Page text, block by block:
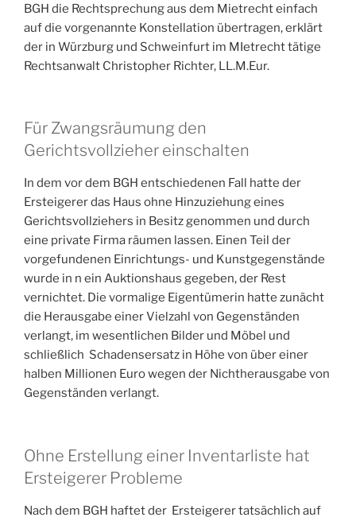
BGH die Rechtsprechung aus dem Mietrecht einfach
auf die vorgenannte Konstellation übertragen, erklärt
der in Würzburg und Schweinfurt im MIetrecht tätige
Rechtsanwalt Christopher Richter, LL.M.Eur.
Für Zwangsräumung den
Gerichtsvollzieher einschalten
In dem vor dem BGH entschiedenen Fall hatte der
Ersteigerer das Haus ohne Hinzuziehung eines
Gerichtsvollziehers in Besitz genommen und durch
eine private Firma räumen lassen. Einen Teil der
vorgefundenen Einrichtungs- und Kunstgegenstände
wurde in n ein Auktionshaus gegeben, der Rest
vernichtet. Die vormalige Eigentümerin hatte zunächt
die Herausgabe einer Vielzahl von Gegenständen
verlangt, im wesentlichen Bilder und Möbel und
schließlich Schadensersatz in Höhe von über einer
halben Millionen Euro wegen der Nichtherausgabe von
Gegenständen verlangt.
Ohne Erstellung einer Inventarliste hat
Ersteigerer Probleme
Nach dem BGH haftet der Ersteigerer tatsächlich auf